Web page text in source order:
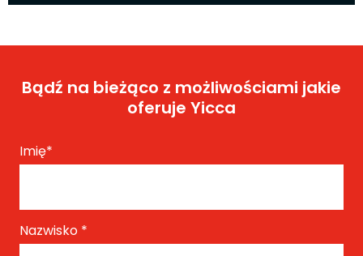
Bądź na bieżąco z możliwościami jakie
oferuje Yicca
Imię*
Nazwisko *